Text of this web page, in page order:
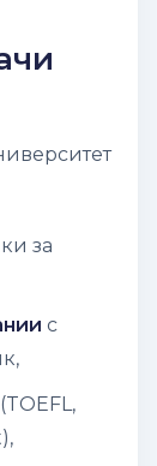
за
с
(TOEFL,